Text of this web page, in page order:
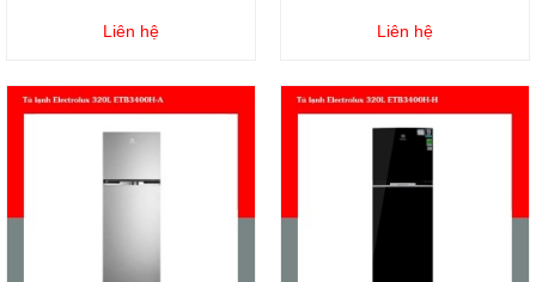
Liên hệ Liên hệ